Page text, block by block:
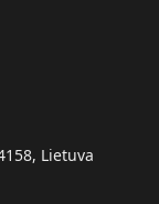
Lietuva